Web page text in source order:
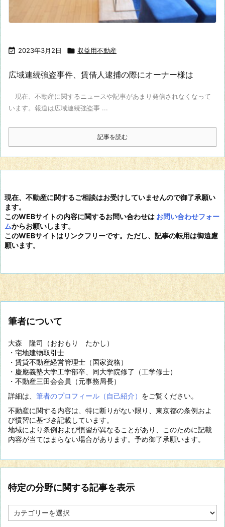
 2023年3月2日  収益用不動産
広域連続強盗事件、賃借人逮捕の際にオーナー様は
現在、不動産に関するニュースや記事があまり発信されなくなって
います。報道は広域連続強盗事 ...
記事を読む
現在、不動産に関するご相談はお受けしていませんので御了承願い
ます。
このWEBサイトの内容に関するお問い合わせは お問い合わせフォー
ムからお願いします。
このWEBサイトはリンクフリーです。ただし、記事の転用は御遠慮
願います。
筆者について
大森 隆司（おおもり たかし）
・宅地建物取引士
・賃貸不動産経営管理士（国家資格）
・慶應義塾大学工学部卒、同大学院修了（工学修士）
・不動産三田会会員（元事務局長）
詳細は、 筆者のプロフィール（自己紹介） をご覧ください。
不動産に関する内容は、特に断りがない限り、東京都の条例およ
び慣習に基づき記載しています。
地域により条例および慣習が異なることがあり、このために記載
内容が当てはまらない場合があります。予め御了承願います。
特定の分野に関する記事を表示
定